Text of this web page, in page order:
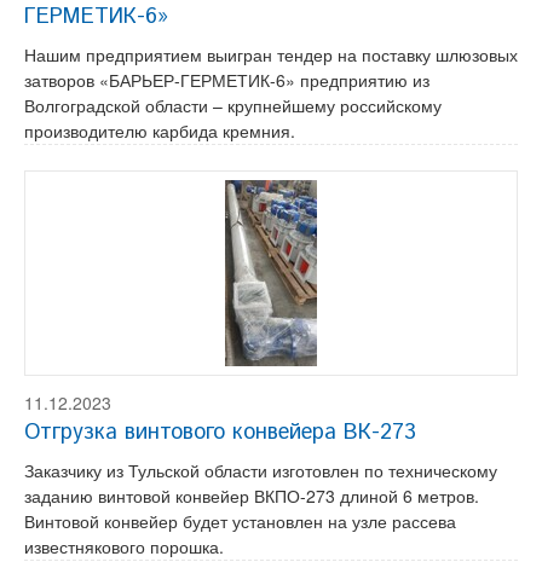
ГЕРМЕТИК-6»
Нашим предприятием выигран тендер на поставку шлюзовых
затворов «БАРЬЕР-ГЕРМЕТИК-6» предприятию из
Волгоградской области – крупнейшему российскому
производителю карбида кремния.
11.12.2023
Отгрузка винтового конвейера ВК-273
Заказчику из Тульской области изготовлен по техническому
заданию винтовой конвейер ВКПО-273 длиной 6 метров.
Винтовой конвейер будет установлен на узле рассева
известнякового порошка.